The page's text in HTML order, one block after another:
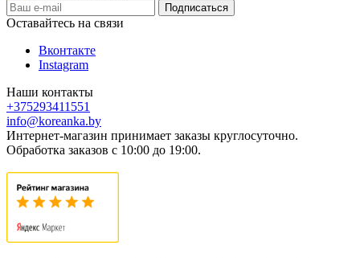
Оставайтесь на связи
Вконтакте
Instagram
Наши контакты
+375293411551
info@koreanka.by
Интернет-магазин принимает заказы круглосуточно.
Обработка заказов с 10:00 до 19:00.